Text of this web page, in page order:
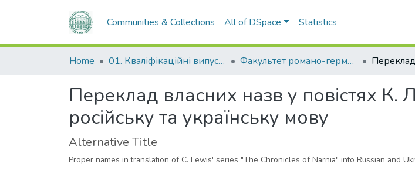
Communities & Collections All of DSpace Statistics
Home 01. Кваліфікаційні випускні роботи здобувачів вищої освіти Факультет романо-германської філології
Переклад власних назв у повістях К.
російську та українську мову
Alternative Title
Proper names in translation of C. Lewis' series "The Chronicles of Narnia" into Russian and